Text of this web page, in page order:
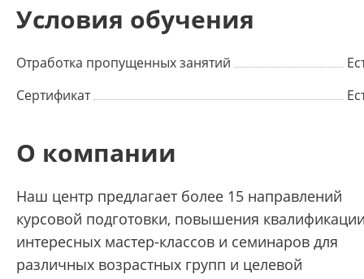
Условия обучения
Отработка пропущенных занятий
Сертификат
О компании
Наш центр предлагает более 15 направлений
курсовой подготовки, повышения
интересных мастер-классов и семинаров для
различных возрастных групп и целевой